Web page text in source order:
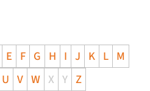
E F G H I J K L M
U V W X Y Z